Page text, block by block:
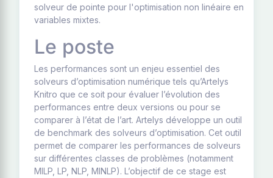
solveur de pointe pour l'optimisation non linéaire en
variables mixtes.
Le poste
Les performances sont un enjeu essentiel des
solveurs d’optimisation numérique tels qu’Artelys
Knitro que ce soit pour évaluer l’évolution des
performances entre deux versions ou pour se
comparer à l’état de l’art. Artelys développe un outil
de benchmark des solveurs d’optimisation. Cet outil
permet de comparer les performances de solveurs
sur différentes classes de problèmes (notamment
MILP, LP, NLP, MINLP). L’objectif de ce stage est